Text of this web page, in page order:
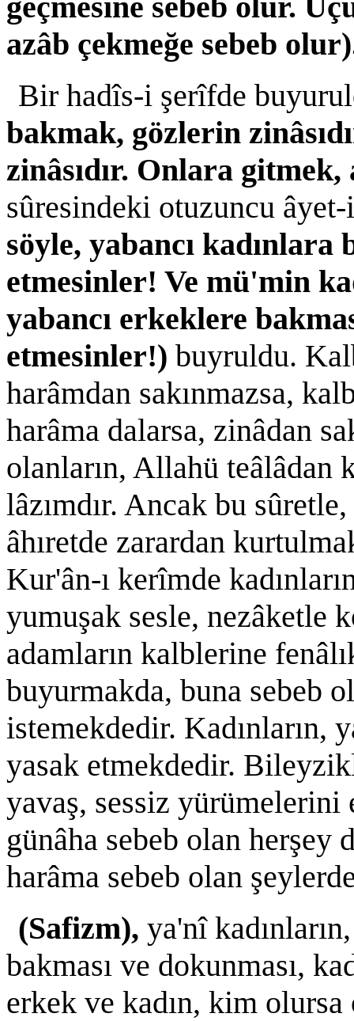
azâb çekmeğe sebeb
Bir hadîs-i şerîfde
bakmak, gözlerin
zinâsıdır. Onlara
sûresindeki otuzuncu
söyle, yabancı kadınlara
etmesinler! Ve mü'min
yabancı erkeklere
etmesinler!) buyruldu.
harâmdan sakınmazsa,
harâma dalarsa, zinâdan
olanların, Allahü teâlâdan
lâzımdır. Ancak bu
âhıretde zarardan
Kur'ân-ı kerîmde
yumuşak sesle, nezâketle
adamların kalblerine
buyurmakda, buna sebeb
istemekdedir. Kadınların,
yasak etmekdedir.
yavaş, sessiz yürümelerini
günâha sebeb olan herşey
harâma sebeb olan
(Safizm), ya'nî
bakması ve dokunması,
erkek ve kadın, kim